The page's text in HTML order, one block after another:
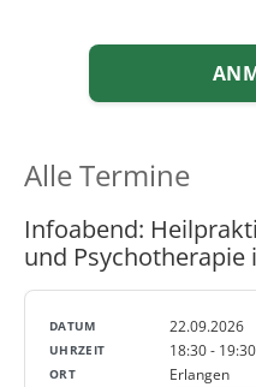
Alle Termine
Infoabend:
und Psychotherapie
22.09.2026
18:30 - 19:30
Erlangen